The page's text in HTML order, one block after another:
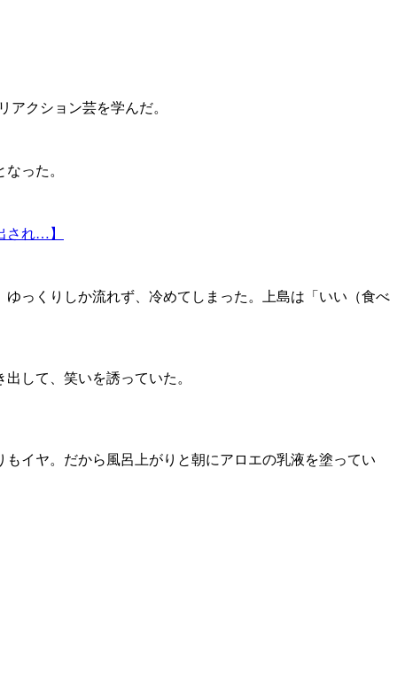
クション芸を学んだ。
った。
され…】
っくりしか流れず、冷めてしまった。上島は「いい（食べ
して、笑いを誘っていた。
イヤ。だから風呂上がりと朝にアロエの乳液を塗ってい